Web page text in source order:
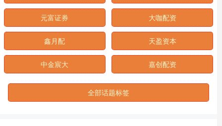
元富证券 大咖配资
鑫月配 天盈资本
中金宸大 嘉创配资
全部话题标签